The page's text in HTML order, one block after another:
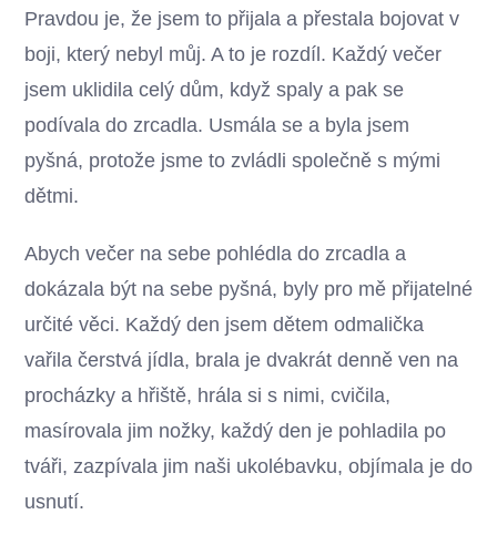
Pravdou je, že jsem to přijala a přestala bojovat v
boji, který nebyl můj. A to je rozdíl. Každý večer
jsem uklidila celý dům, když spaly a pak se
podívala do zrcadla. Usmála se a byla jsem
pyšná, protože jsme to zvládli společně s mými
dětmi.
Abych večer na sebe pohlédla do zrcadla a
dokázala být na sebe pyšná, byly pro mě přijatelné
určité věci. Každý den jsem dětem odmalička
vařila čerstvá jídla, brala je dvakrát denně ven na
procházky a hřiště, hrála si s nimi, cvičila,
masírovala jim nožky, každý den je pohladila po
tváři, zazpívala jim naši ukolébavku, objímala je do
usnutí.